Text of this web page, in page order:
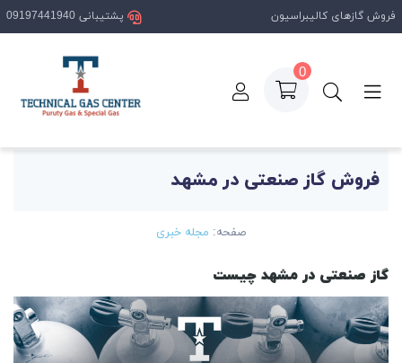
فروش گاز صنعتی در مشهد
صفحه: مجله خبری
گاز صنعتی در مشهد چیست
فروش گازهای کالیبراسیون پشتیبانی 09197441940
0